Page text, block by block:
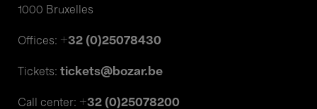
1000 Bruxelles
Offices: +32 (0)25078430
Tickets: tickets@bozar.be
Call center: +32 (0)25078200